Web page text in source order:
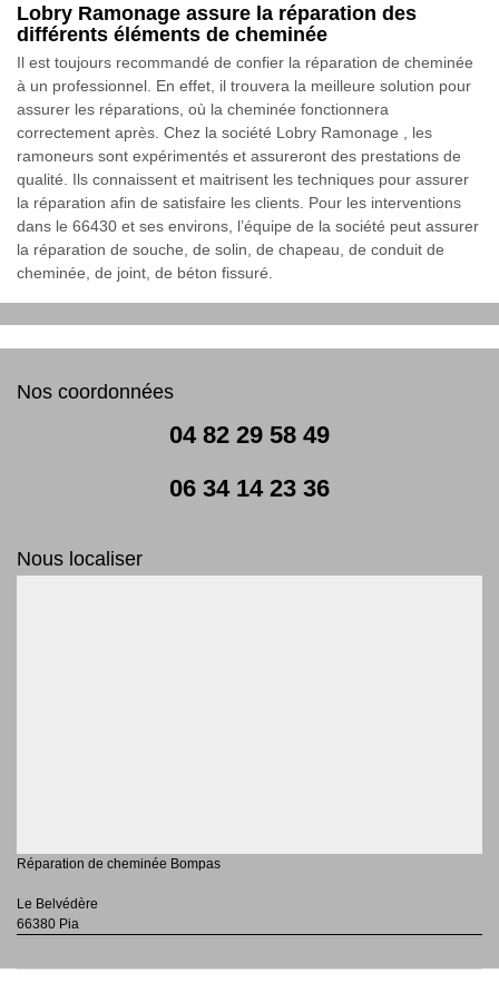
Lobry Ramonage assure la réparation des
différents éléments de cheminée
Il est toujours recommandé de confier la réparation de cheminée
à un professionnel. En effet, il trouvera la meilleure solution pour
assurer les réparations, où la cheminée fonctionnera
correctement après. Chez la société Lobry Ramonage , les
ramoneurs sont expérimentés et assureront des prestations de
qualité. Ils connaissent et maitrisent les techniques pour assurer
la réparation afin de satisfaire les clients. Pour les interventions
dans le 66430 et ses environs, l’équipe de la société peut assurer
la réparation de souche, de solin, de chapeau, de conduit de
cheminée, de joint, de béton fissuré.
Nos coordonnées
04 82 29 58 49
06 34 14 23 36
Nous localiser
Réparation de cheminée Bompas
Le Belvédère
66380 Pia